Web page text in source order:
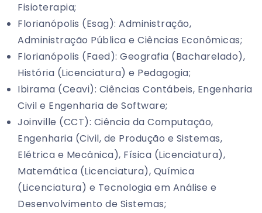
Fisioterapia;
Florianópolis (Esag): Administração,
Administração Pública e Ciências Econômicas;
Florianópolis (Faed): Geografia (Bacharelado),
História (Licenciatura) e Pedagogia;
Ibirama (Ceavi): Ciências Contábeis, Engenharia
Civil e Engenharia de Software;
Joinville (CCT): Ciência da Computação,
Engenharia (Civil, de Produção e Sistemas,
Elétrica e Mecânica), Física (Licenciatura),
Matemática (Licenciatura), Química
(Licenciatura) e Tecnologia em Análise e
Desenvolvimento de Sistemas;